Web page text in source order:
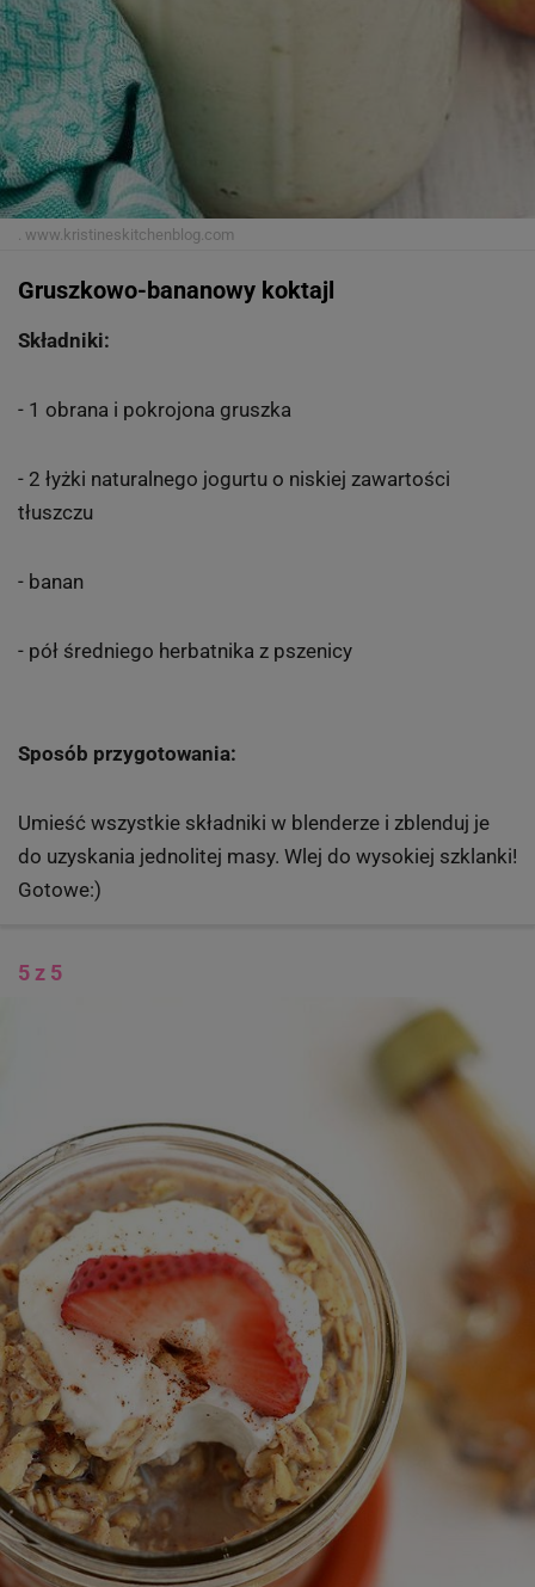
www.kristineskitchenblog.com
Gruszkowo-bananowy koktajl
Składniki:
- 1 obrana i pokrojona gruszka
- 2 łyżki naturalnego jogurtu o niskiej zawartości
tłuszczu
- banan
- pół średniego herbatnika z pszenicy
Sposób przygotowania:
Umieść wszystkie składniki w blenderze i zblenduj je
do uzyskania jednolitej masy. Wlej do wysokiej szklanki!
Gotowe:)
5 z 5